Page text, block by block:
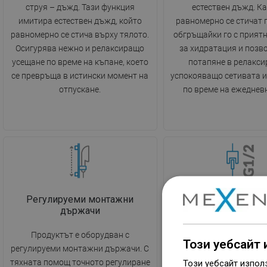
струя – дъжд. Тази функция
имитира естествен дъжд, който
равномерно се стича върху тялото.
Осигурява нежно и релаксиращо
усещане по време на къпане, което
се превръща в истински момент на
отпускане.
естествен дъжд.
равномерно се стичат
обгръщайки го с
за хидратация и
потапяне в
успокояващо сетивата
по време на
Регулируеми монтажни
държачи
Продуктът е оборудван с
регулируеми монтажни държачи. С
тяхната помощ точното регулиране
Стандартна
Връзката с резба 1/
използван стандартен
вътрешните
инсталации.
Този уебсайт
Този уебсайт